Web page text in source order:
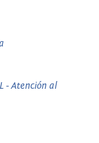
- Atención al